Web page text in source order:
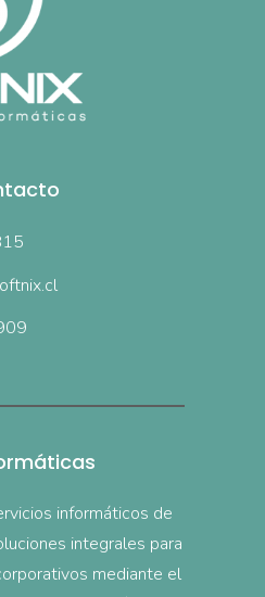
informáticos de
integrales para
mediante el